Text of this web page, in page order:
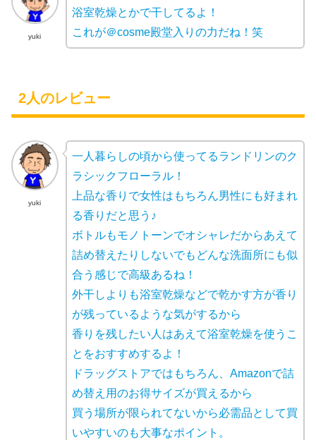
yuki
浴室乾燥とかで干してるよ！
これが＠cosme殿堂入りの力だね！笑
2人のレビュー
yuki
一人暮らしの頃から使ってるランドリンのク
ラシックフローラル！
上品な香りで女性はもちろん男性にも好まれ
る香りだと思う♪
ボトルもモノトーンでオシャレだからあえて
詰め替えたりしないでもどんな洗面所にも似
合う感じで高級あるね！
外干しよりも浴室乾燥などで乾かす方が香り
が残っているような気がするから
香りを残したい人はあえて浴室乾燥を使うこ
とをおすすめするよ！
ドラッグストアではもちろん、Amazonで詰
め替え用のお得サイズが買えるから
買う場所が限られてないから必需品として買
いやすいのも大事なポイント。